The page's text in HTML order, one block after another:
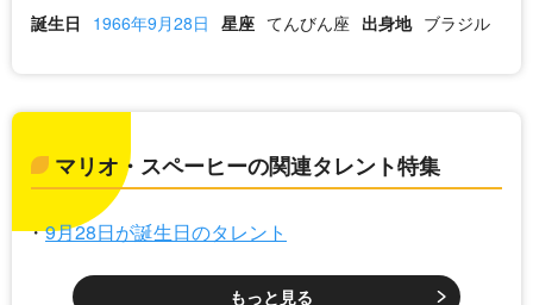
誕生日 1966年9月28日 星座 てんびん座 出身地 ブラジル
マリオ・スペーヒーの関連タレント特集
9月28日が誕生日のタレント
もっと見る